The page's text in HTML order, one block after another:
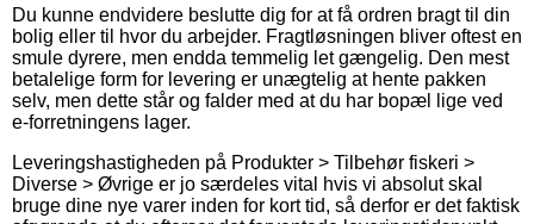
Du kunne endvidere beslutte dig for at få ordren bragt til din
bolig eller til hvor du arbejder. Fragtløsningen bliver oftest en
smule dyrere, men endda temmelig let gængelig. Den mest
betalelige form for levering er unægtelig at hente pakken
selv, men dette står og falder med at du har bopæl lige ved
e-forretningens lager.
Leveringshastigheden på Produkter > Tilbehør fiskeri >
Diverse > Øvrige er jo særdeles vital hvis vi absolut skal
bruge dine nye varer inden for kort tid, så derfor er det faktisk